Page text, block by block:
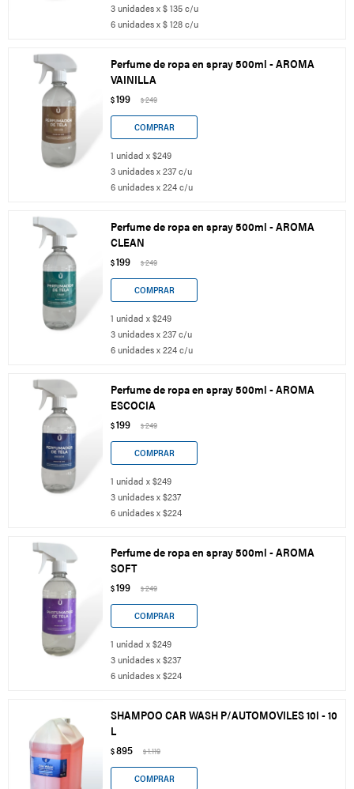
3 unidades x $ 135 c/u
6 unidades x $ 128 c/u
Perfume de ropa en spray 500ml - AROMA
VAINILLA
$199 $249
1 unidad x $249
3 unidades x 237 c/u
6 unidades x 224 c/u
Perfume de ropa en spray 500ml - AROMA
CLEAN
$199 $249
1 unidad x $249
3 unidades x 237 c/u
6 unidades x 224 c/u
Perfume de ropa en spray 500ml - AROMA
ESCOCIA
$199 $249
1 unidad x $249
3 unidades x $237
6 unidades x $224
Perfume de ropa en spray 500ml - AROMA
SOFT
$199 $249
1 unidad x $249
3 unidades x $237
6 unidades x $224
SHAMPOO CAR WASH P/AUTOMOVILES 10l - 10
L
$895 $1.119